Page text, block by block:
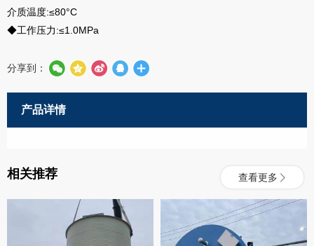
介质温度:≤80°C
◆工作压力:≤1.0MPa
分享到：
产品详情
相关推荐 查看更多